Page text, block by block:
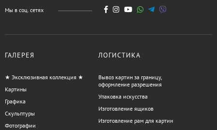
Мы в соц. сетях
ГАЛЕРЕЯ
★ Эксклюзивная коллекция ★
Картины
Графика
Скульптуры
Фотографии
ЛОГИСТИКА
Вывоз картин за границу,
оформление разрешения
Упаковка искусства
Изготовление ящиков
Изготовление рам для картин